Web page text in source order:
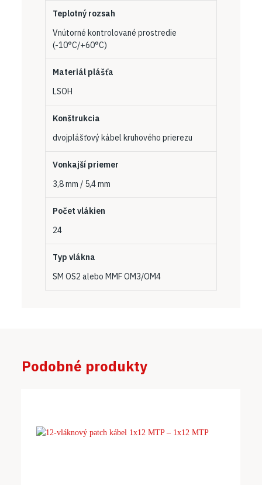
Teplotný rozsah
Vnútorné kontrolované prostredie
(-10°C/+60°C)
Materiál plášťa
LSOH
Konštrukcia
dvojplášťový kábel kruhového prierezu
Vonkajší priemer
3,8 mm / 5,4 mm
Počet vlákien
24
Typ vlákna
SM OS2 alebo MMF OM3/OM4
Podobné produkty